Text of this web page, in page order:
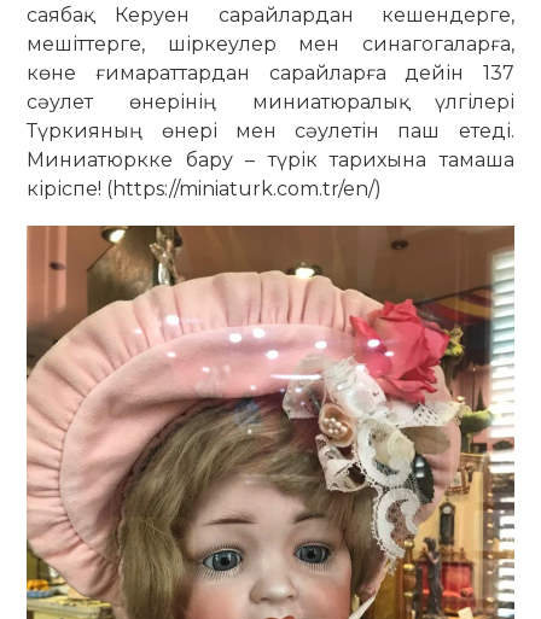
саябақ. Керуен сарайлардан кешендерге,
мешіттерге, шіркеулер мен синагогаларға,
көне ғимараттардан сарайларға дейін 137
сәулет өнерінің миниатюралық үлгілері
Түркияның өнері мен сәулетін паш етеді.
Миниатюркке бару – түрік тарихына тамаша
кіріспе! (https://miniaturk.com.tr/en/)